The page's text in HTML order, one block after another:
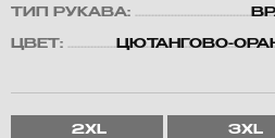
ТИП РУКАВА:
ЦВЕТ:
ЦЮТАНГОВО-
2XL 3XL